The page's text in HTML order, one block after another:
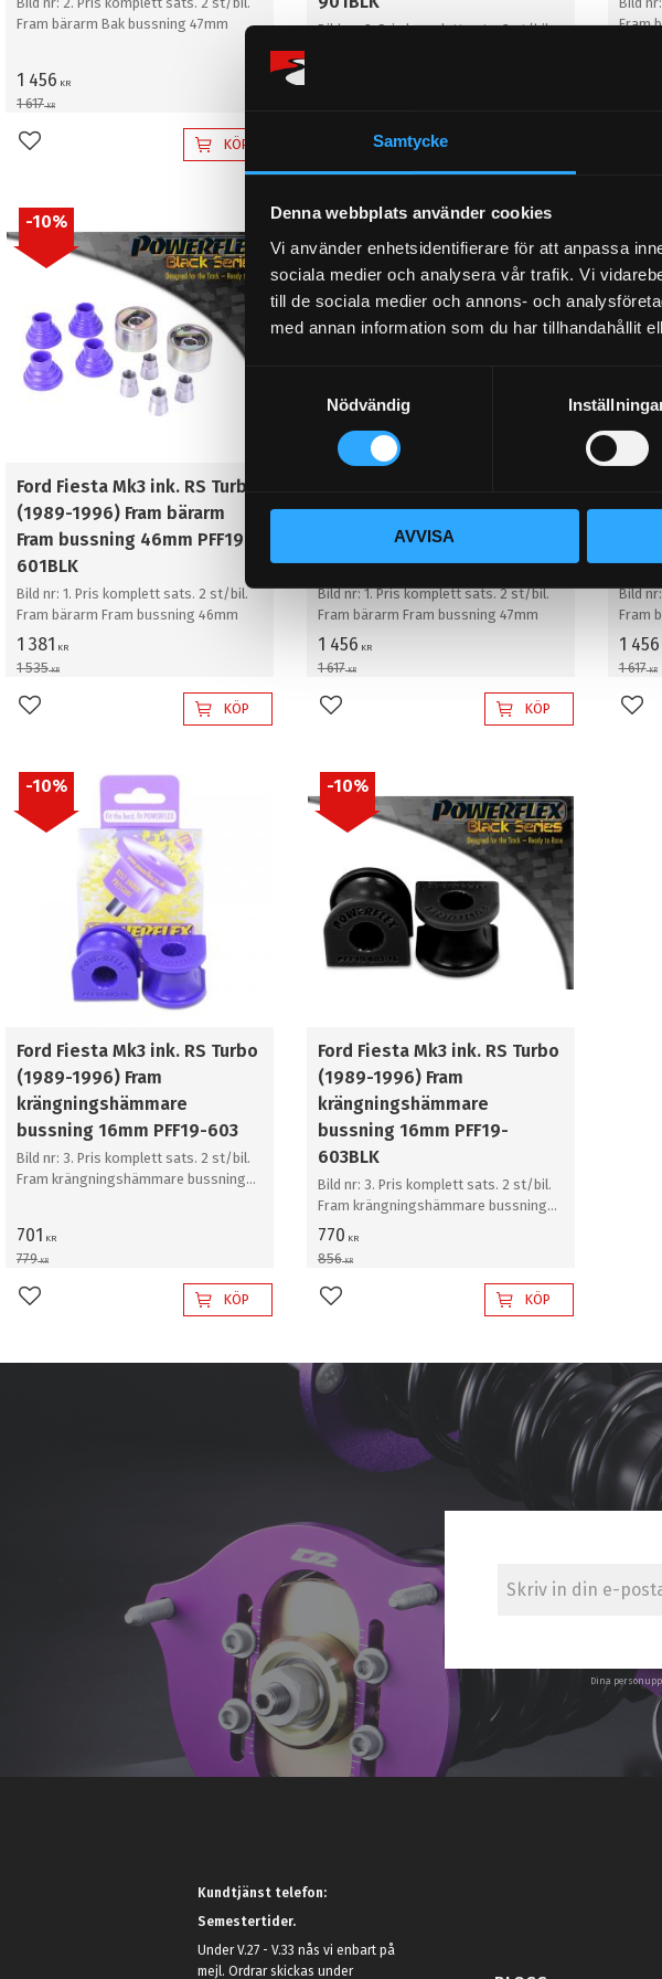
Samtycke
Denna webbplats använder cookies
Vi använder enhetsidentifierare för att anpassa
sociala medier och analysera vår trafik. Vi
till de sociala medier och annons- och
med annan information som du har tillhandahållit
y
s
Nödvändig
AVVISA
Fram bärarm Bak bussning 47mm
1 456 KR
1 617KR
Lägg till i favoriter KÖP
Bild nr: 2. Pris komplett sats. 2 st/bil.
Lägg till i favoriter
Fram
Ford Fiesta Mk3 ink. RS Turbo
(1989-1996) Fram bärarm
Fram bussning 46mm PFF19-
601BLK
Bild nr: 1. Pris komplett sats. 2 st/bil.
Fram bärarm Fram bussning 46mm
1 381 KR
1 535KR
10%
Lägg till i favoriter KÖP
(1989-1996) Fram bärarm
Fram bussning 47mm PFF19-
901
Bild nr: 1. Pris komplett sats. 2 st/bil.
Fram bärarm Fram bussning 47mm
1 456 KR
1 617KR
10%
Lägg till i favoriter KÖP
Bild
Fram
1 456
1 617KR
Ford Fiesta Mk3 ink. RS Turbo
(1989-1996) Fram
krängningshämmare
bussning 16mm PFF19-603
Bild nr: 3. Pris komplett sats. 2 st/bil.
Fram krängningshämmare bussning
701 KR
779KR
10%
Lägg till i favoriter KÖP
Ford Fiesta Mk3 ink. RS Turbo
(1989-1996) Fram
krängningshämmare
bussning 16mm PFF19-
603BLK
Bild nr: 3. Pris komplett sats. 2 st/bil.
Fram krängningshämmare bussning
16mm
770 KR
856KR
10%
Lägg till i favoriter KÖP
Dina
Kundtjänst telefon:
Semestertider.
Under V.27 - V.33 nås vi enbart på
mejl. Ordrar skickas under